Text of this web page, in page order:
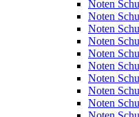
Noten
Noten
Noten
Noten
Noten
Noten
Noten
Noten
Noten